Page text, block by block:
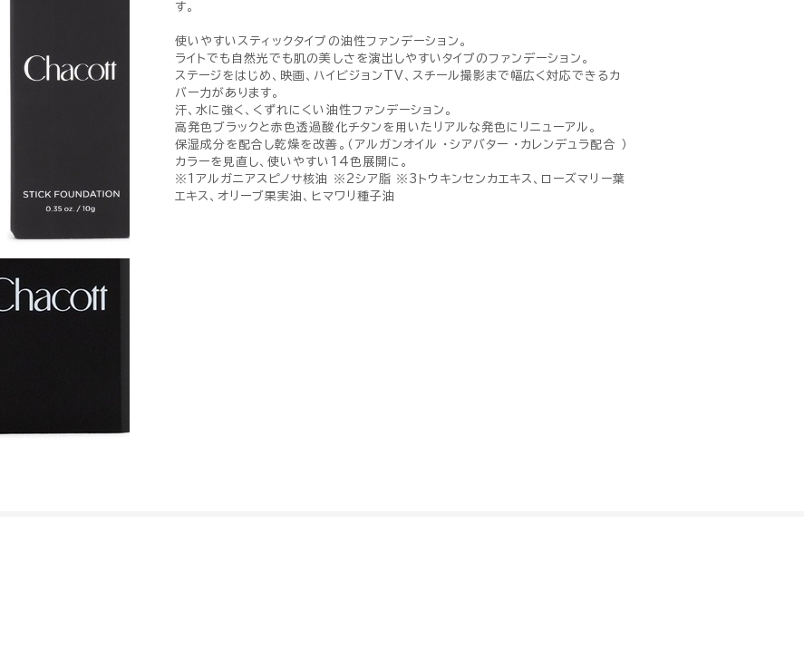
す。
使いやすいスティックタイプの油性ファンデーション。
ライトでも自然光でも肌の美しさを演出しやすいタイプのファンデーション。
ステージをはじめ、映画、ハイビジョンTV、スチール撮影まで幅広く対応できるカ
バー力があります。
汗、水に強く、くずれにくい油性ファンデーション。
高発色ブラックと赤色透過酸化チタンを用いたリアルな発色にリニューアル。
保湿成分を配合し乾燥を改善。（アルガンオイル ・シアバター ・カレンデュラ配合 ）
カラーを見直し、使いやすい14色展開に。
※1アルガニアスピノサ核油 ※2シア脂 ※3トウキンセンカエキス、ローズマリー葉
エキス、オリーブ果実油、ヒマワリ種子油